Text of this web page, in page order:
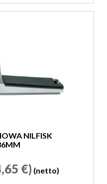
NILFISK
€) (netto)